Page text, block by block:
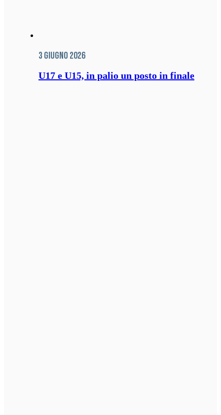
3 Giugno 2026
U17 e U15, in palio un posto in finale